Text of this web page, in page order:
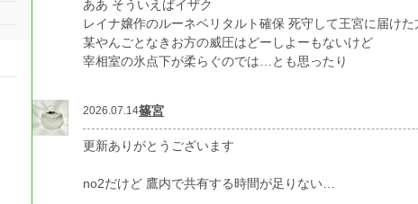
ああ そういえばイザク
レイナ嬢作のルーネベリタルト確保 死守して王宮に届けた
某やんごとなきお方の威圧はどーしよーもないけど
宰相室の氷点下が柔らぐのでは…とも思ったり
2026.07.14篠宮
更新ありがとうございます
no2だけど 鷹内で共有する時間が足りない…